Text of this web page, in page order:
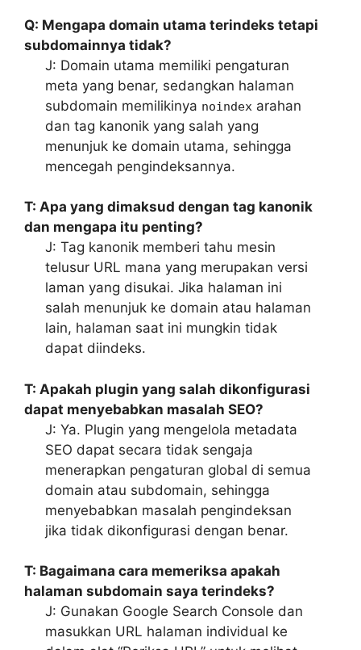
Q: Mengapa domain utama terindeks tetapi
subdomainnya tidak?
J: Domain utama memiliki pengaturan
meta yang benar, sedangkan halaman
subdomain memilikinya noindex arahan
dan tag kanonik yang salah yang
menunjuk ke domain utama, sehingga
mencegah pengindeksannya.
T: Apa yang dimaksud dengan tag kanonik
dan mengapa itu penting?
J: Tag kanonik memberi tahu mesin
telusur URL mana yang merupakan versi
laman yang disukai. Jika halaman ini
salah menunjuk ke domain atau halaman
lain, halaman saat ini mungkin tidak
dapat diindeks.
T: Apakah plugin yang salah dikonfigurasi
dapat menyebabkan masalah SEO?
J: Ya. Plugin yang mengelola metadata
SEO dapat secara tidak sengaja
menerapkan pengaturan global di semua
domain atau subdomain, sehingga
menyebabkan masalah pengindeksan
jika tidak dikonfigurasi dengan benar.
T: Bagaimana cara memeriksa apakah
halaman subdomain saya terindeks?
J: Gunakan Google Search Console dan
masukkan URL halaman individual ke